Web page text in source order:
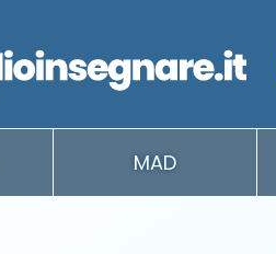
MAD